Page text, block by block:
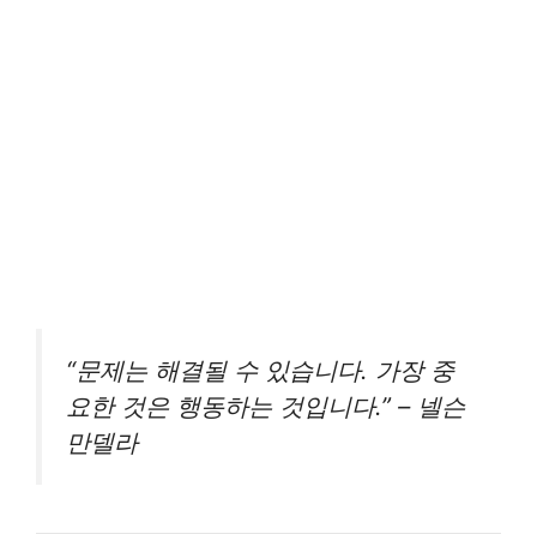
“문제는 해결될 수 있습니다. 가장 중
요한 것은 행동하는 것입니다.” – 넬슨
만델라